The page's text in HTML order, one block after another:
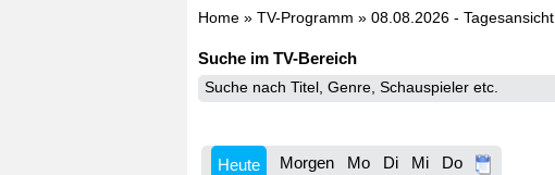
Home » TV-Programm » 08.08.2026 - Tagesansicht
Suche im TV-Bereich
Heute Morgen Mo Di Mi Do